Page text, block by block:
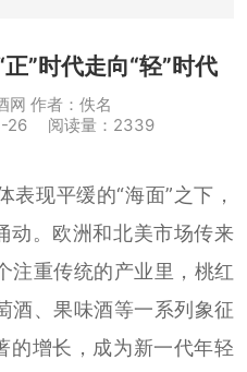
”时代走向“轻”时代
网 作者：佚名
26 阅读量：2339
现平缓的“海面”之下，
动。欧洲和北美市场传来
注重传统的产业里，桃红
酒、果味酒等一系列象征
的增长，成为新一代年轻